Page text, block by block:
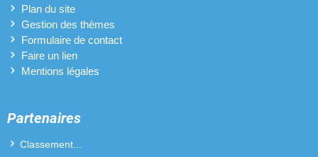
Plan du site
Gestion des thèmes
Formulaire de contact
Faire un lien
Mentions légales
Partenaires
Classement...